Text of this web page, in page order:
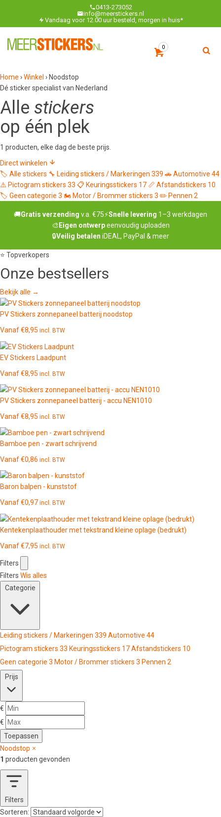
0413-273052
info@meerstickers.nl
Vandaag voor 12.00 uur besteld, morgen in huis*
0
Home ›Winkel › Noodstop
Dé sticker specialist van Nederland
Alle stickers
op één plek
1 producten, elke dag de beste prijs.
Direct winkelen
🏷️ Alle stickers 🔧 Leiding stickers / Markeringen 339 🚗Automotive 44
⚠️ Pictogram stickers 33 📋 Keuringsstickers 17 📏 Afstandstickers 10
🏷️ Geen categorie 3 🏍️ Motor / Brommer stickers 3 ✏️ Pennen 2
🚚Gratis verzending v.a. €75⚡Snelle levering 1–3 werkdagen
🎨 Eigen ontwerpeenvoudig uploaden
🔒Veilig betalen iDEAL, PayPal & meer
⭐ Topverkopers
Onze bestsellers
Bekijk alle →
PV Stickers zonnepaneel batterij noodstop
Vanaf€8,95 incl. BTW
EV Stickers Laadpunt
Vanaf€8,95 incl. BTW
PV Stickers zonnepaneel batterij - accu NEN1010
Vanaf€8,95 incl. BTW
Bamboe pen - zwart schrijvend
Vanaf€0,86 incl. BTW
Baron balpen - kunststof
Vanaf€0,97 incl. BTW
Kentekenplaathouder met tekstrand kleine oplage (bedrukt)
Vanaf€7,95 incl. BTW
Filters
Filters Wis alles
Categorie
Leiding stickers / Markeringen 339 Automotive 44
Pictogram stickers 33 Keuringsstickers 17Afstandstickers 10
Geen categorie 3 Motor / Brommer stickers 3 Pennen 2
Prijs
€
€
Toepassen
Noodstop
1 producten gevonden
Filters
Sorteren: